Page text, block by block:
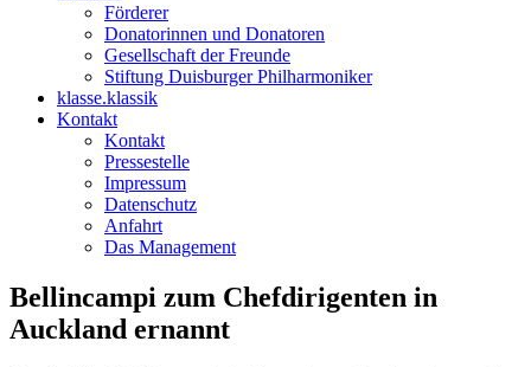
Förderer
Donatorinnen und Donatoren
Gesellschaft der Freunde
Stiftung Duisburger Philharmoniker
klasse.klassik
Kontakt
Kontakt
Pressestelle
Impressum
Datenschutz
Anfahrt
Das Management
Bellincampi zum Chefdirigenten in
Auckland ernannt